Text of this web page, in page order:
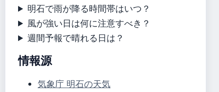
明石で雨が降る時間帯はいつ？
風が強い日は何に注意すべき？
週間予報で晴れる日は？
情報源
気象庁 明石の天気